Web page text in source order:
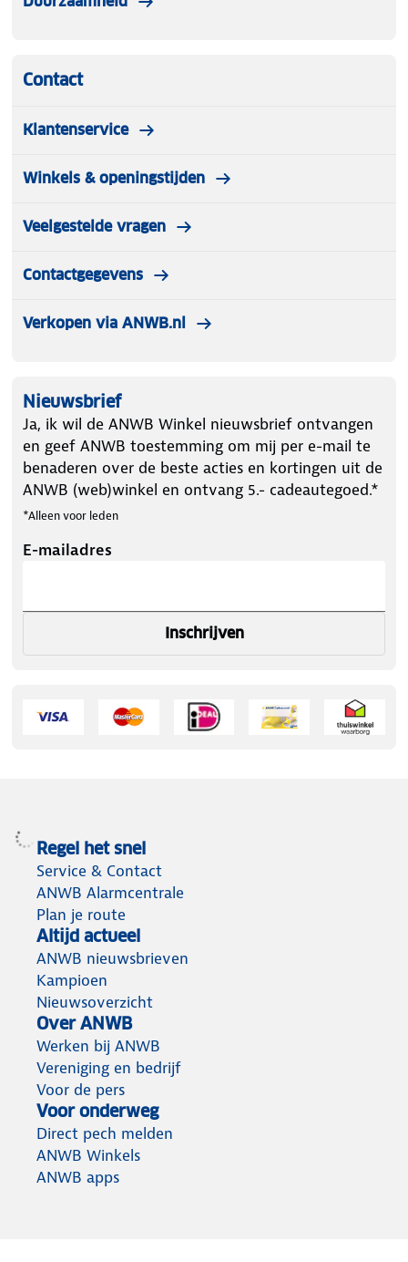
Contact
Klantenservice
Winkels & openingstijden
Veelgestelde vragen
Contactgegevens
Verkopen via ANWB.nl
Nieuwsbrief
Ja, ik wil de ANWB Winkel nieuwsbrief ontvangen
en geef ANWB toestemming om mij per e-mail te
benaderen over de beste acties en kortingen uit de
ANWB (web)winkel en ontvang 5.- cadeautegoed.*
*Alleen voor leden
E-mailadres
Inschrijven
Regel het snel
Service & Contact
ANWB Alarmcentrale
Plan je route
Altijd actueel
ANWB nieuwsbrieven
Kampioen
Nieuwsoverzicht
Over ANWB
Werken bij ANWB
Vereniging en bedrijf
Voor de pers
Voor onderweg
Direct pech melden
ANWB Winkels
ANWB apps